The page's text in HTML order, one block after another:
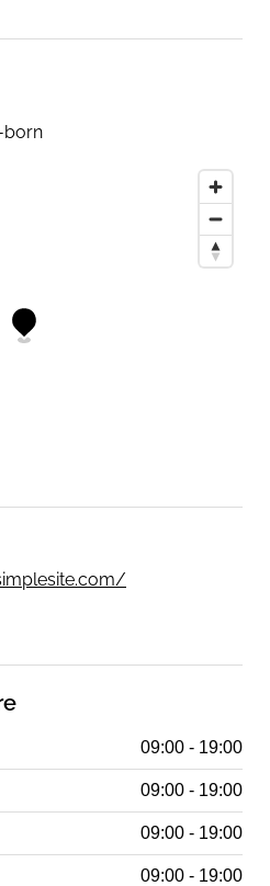
born
09:00 - 19:00
09:00 - 19:00
09:00 - 19:00
09:00 - 19:00